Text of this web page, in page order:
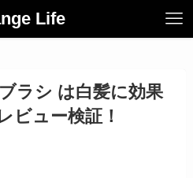
Life
ラシ は白髪に効果
ビュー検証！